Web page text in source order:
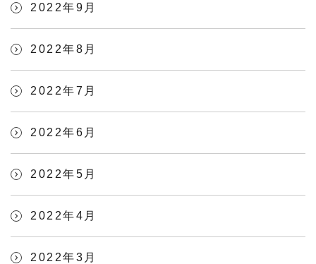
2022年9月
2022年8月
2022年7月
2022年6月
2022年5月
2022年4月
2022年3月